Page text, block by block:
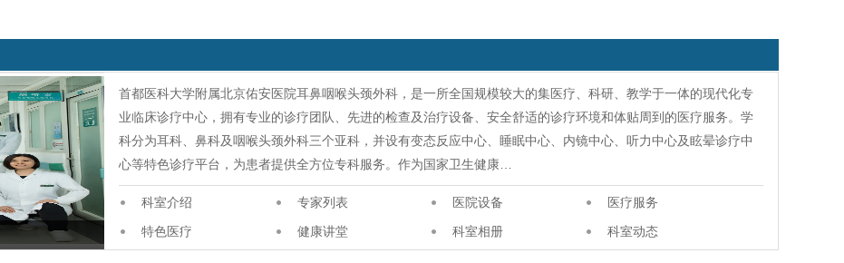
首都医科大学附属北京佑安医院耳鼻咽喉头颈外科，是一所全国规模较大的集医疗、科研、教学于一体的现代化专
业临床诊疗中心，拥有专业的诊疗团队、先进的检查及治疗设备、安全舒适的诊疗环境和体贴周到的医疗服务。学
科分为耳科、鼻科及咽喉头颈外科三个亚科，并设有变态反应中心、睡眠中心、内镜中心、听力中心及眩晕诊疗中
心等特色诊疗平台，为患者提供全方位专科服务。作为国家卫生健康…
科室介绍 专家列表 医院设备
医疗服务
特色医疗
健康讲堂 科室相册 科室动态